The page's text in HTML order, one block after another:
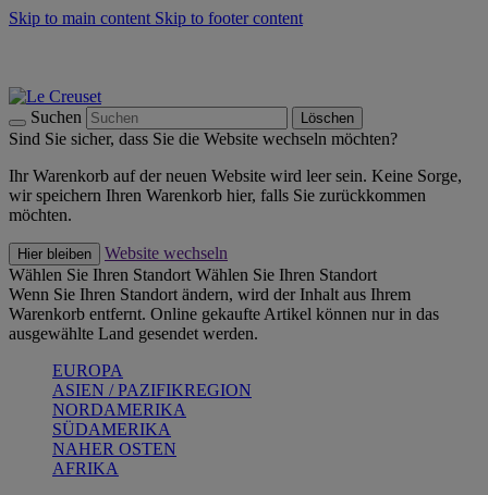
Skip to main content Skip to footer content
Suchen Löschen
Sind Sie sicher, dass Sie die Website wechseln möchten?
Ihr Warenkorb auf der neuen Website wird leer sein. Keine Sorge,
wir speichern Ihren Warenkorb hier, falls Sie zurückkommen
möchten.
Hier bleiben
Website wechseln
Wählen Sie Ihren Standort Wählen Sie Ihren Standort
Wenn Sie Ihren Standort ändern, wird der Inhalt aus Ihrem
Warenkorb entfernt. Online gekaufte Artikel können nur in das
ausgewählte Land gesendet werden.
EUROPA
ASIEN / PAZIFIKREGION
NORDAMERIKA
SÜDAMERIKA
NAHER OSTEN
AFRIKA